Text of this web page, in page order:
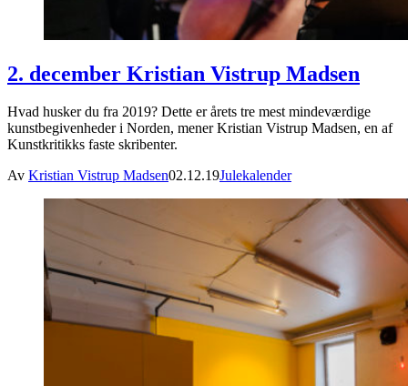
2. december Kristian Vistrup Madsen
Hvad husker du fra 2019? Dette er årets tre mest mindeværdige
kunstbegivenheder i Norden, mener Kristian Vistrup Madsen, en af
Kunstkritikks faste skribenter.
Av Kristian Vistrup Madsen02.12.19Julekalender